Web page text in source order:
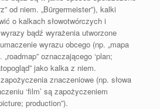
od niem. „Bürgermeister”), kalki
o kalkach słowotwórczych i
bądź wyrażenia utworzone
wyrazu obcego (np. „mapa
oznaczającego ‘plan;
jako kalka z niem.
znaczeniowe (np. słowa
‘film’ są zapożyczeniem
production”).